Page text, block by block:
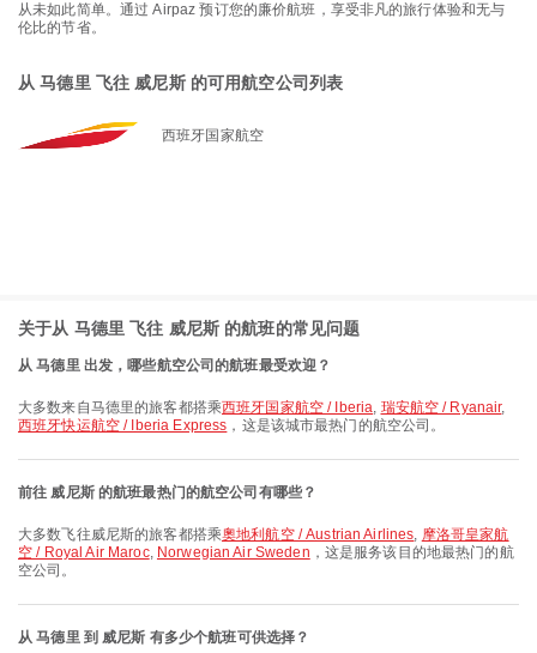
从未如此简单。通过 Airpaz 预订您的廉价航班，享受非凡的旅行体验和无与
伦比的节省。
从 马德里 飞往 威尼斯 的可用航空公司列表
西班牙国家航空
关于从 马德里 飞往 威尼斯 的航班的常见问题
从 马德里 出发，哪些航空公司的航班最受欢迎？
大多数来自马德里的旅客都搭乘西班牙国家航空 / Iberia, 瑞安航空 / Ryanair,
西班牙快运航空 / Iberia Express ，这是该城市最热门的航空公司。
前往 威尼斯 的航班最热门的航空公司有哪些？
大多数飞往威尼斯的旅客都搭乘奧地利航空 / Austrian Airlines, 摩洛哥皇家航
空 / Royal Air Maroc, Norwegian Air Sweden ，这是服务该目的地最热门的航
空公司。
从 马德里 到 威尼斯 有多少个航班可供选择？